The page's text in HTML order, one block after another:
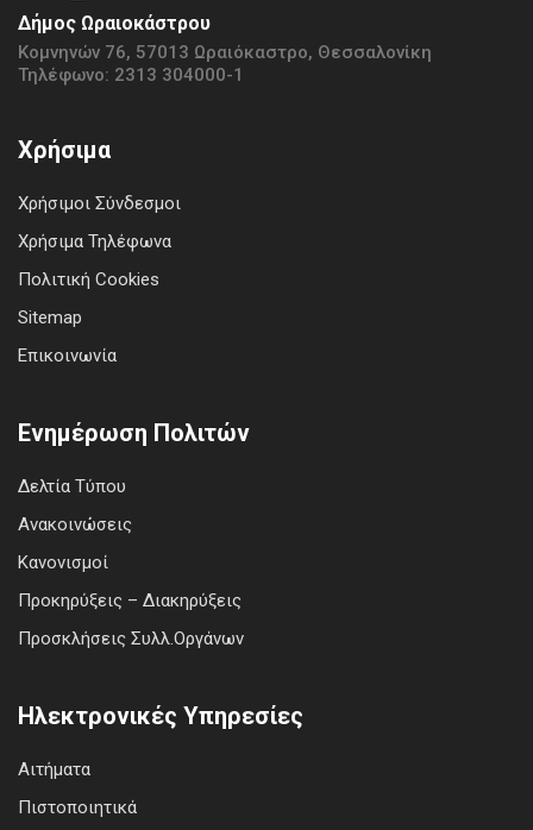
Δήμος Ωραιοκάστρου
Κομνηνών 76, 57013 Ωραιόκαστρο, Θεσσαλονίκη
Τηλέφωνο: 2313 304000-1
Χρήσιμα
Χρήσιμοι Σύνδεσμοι
Χρήσιμα Τηλέφωνα
Πολιτική Cookies
Sitemap
Επικοινωνία
Ενημέρωση Πολιτών
Δελτία Τύπου
Ανακοινώσεις
Κανονισμοί
Προκηρύξεις – Διακηρύξεις
Προσκλήσεις Συλλ.Οργάνων
Ηλεκτρονικές Υπηρεσίες
Αιτήματα
Πιστοποιητικά